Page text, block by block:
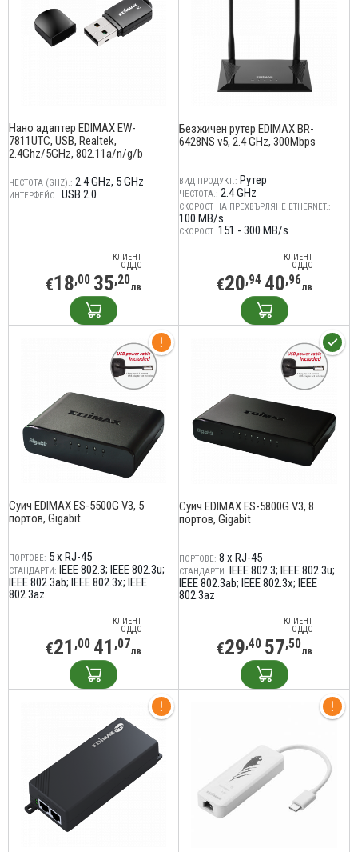
Нано адаптер EDIMAX EW-
7811UTC, USB, Realtek,
2.4Ghz/5GHz, 802.11a/n/g/b
ЧЕСТОТА (GHZ).: 2.4 GHz 5 GHz
ИНТЕРФЕЙС.: USB 2.0
КЛИЕНТ
С ДДС
€18,00 35,20лв
Безжичен рутер EDIMAX BR-
6428NS v5, 2.4 GHz, 300Mbps
ВИД ПРОДУКТ.: Рутер
ЧЕСТОТА.: 2.4 GHz
СКОРОСТ НА ПРЕХВЪРЛЯНЕ ETHERNET.:
100 MB/s
СКОРОСТ: 151 - 300 MB/s
КЛИЕНТ
С ДДС
€20,94 40,96лв
Суич EDIMAX ES-5500G V3, 5
портов, Gigabit
ПОРТОВЕ: 5 x RJ-45
СТАНДАРТИ: IEEE 802.3; IEEE 802.3u;
IEEE 802.3ab; IEEE 802.3x; IEEE
802.3az
КЛИЕНТ
С ДДС
€21 ,00 41 ,07лв
Суич EDIMAX ES-5800G V3, 8
портов, Gigabit
ПОРТОВЕ: 8 x RJ-45
СТАНДАРТИ: IEEE 802.3; IEEE 802.3u;
IEEE 802.3ab; IEEE 802.3x; IEEE
802.3az
КЛИЕНТ
С ДДС
€29,40 57,50лв